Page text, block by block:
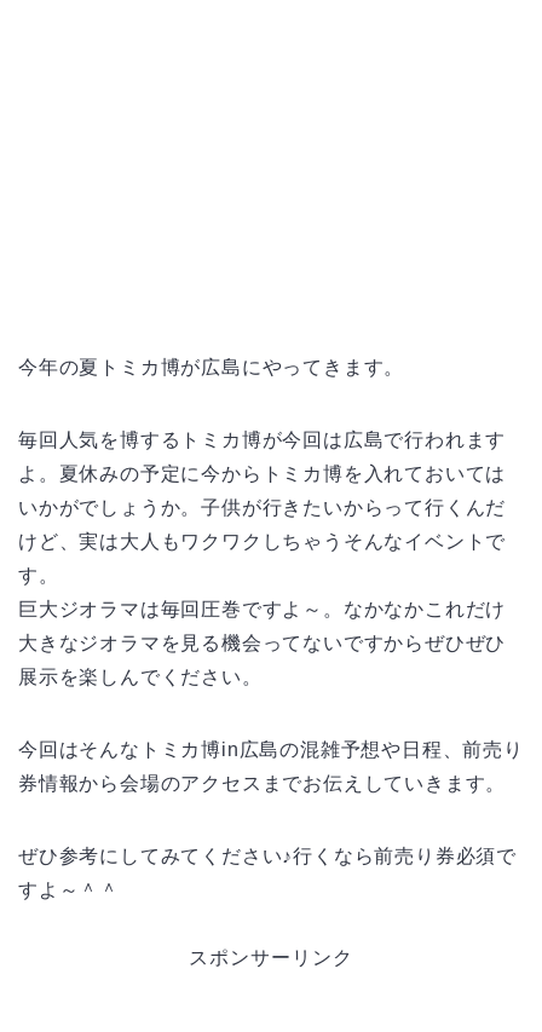
今年の夏トミカ博が広島にやってきます。
毎回人気を博するトミカ博が今回は広島で行われます
よ。夏休みの予定に今からトミカ博を入れておいては
いかがでしょうか。子供が行きたいからって行くんだ
けど、実は大人もワクワクしちゃうそんなイベントで
す。
巨大ジオラマは毎回圧巻ですよ～。なかなかこれだけ
大きなジオラマを見る機会ってないですからぜひぜひ
展示を楽しんでください。
今回はそんなトミカ博in広島の混雑予想や日程、前売り
券情報から会場のアクセスまでお伝えしていきます。
ぜひ参考にしてみてください♪行くなら前売り券必須で
すよ～＾＾
スポンサーリンク